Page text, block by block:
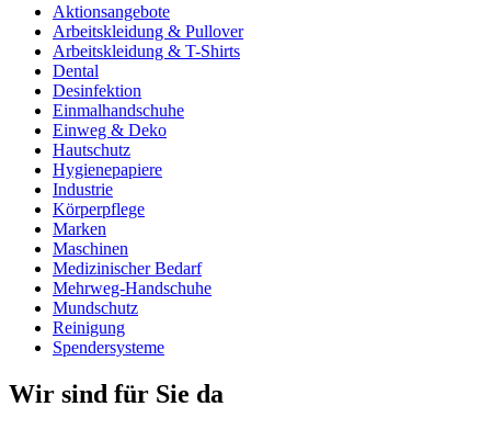
Aktionsangebote
Arbeitskleidung & Pullover
Arbeitskleidung & T-Shirts
Dental
Desinfektion
Einmalhandschuhe
Einweg & Deko
Hautschutz
Hygienepapiere
Industrie
Körperpflege
Marken
Maschinen
Medizinischer Bedarf
Mehrweg-Handschuhe
Mundschutz
Reinigung
Spendersysteme
Wir sind für Sie da